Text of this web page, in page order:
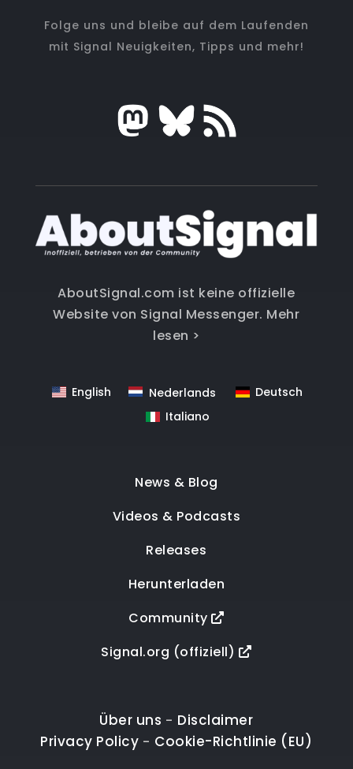
Folge uns und bleibe auf dem Laufenden
mit Signal Neuigkeiten, Tipps und mehr!
AboutSignal.com ist keine offizielle
Website von Signal Messenger. Mehr
lesen >
English Nederlands
Deutsch
Italiano
News & Blog
Videos & Podcasts
Releases
Herunterladen
Community
Signal.org (offiziell)
Über uns - Disclaimer
Privacy Policy - Cookie-Richtlinie (EU)